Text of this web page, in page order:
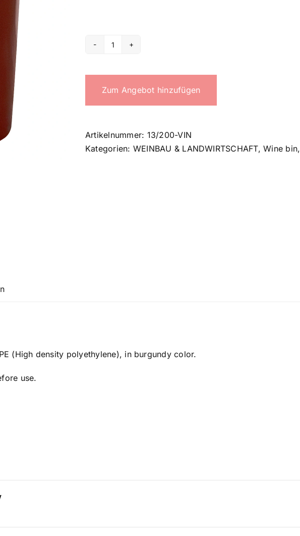
200
burgundy
bin
Menge
Zum Angebot hinzufügen
Artikelnummer: 13/200-VIN
Kategorien: WEINBAU & LANDWIRTSCHAFT,Wine bin,
(High density polyethylene), in burgundy color.
use.